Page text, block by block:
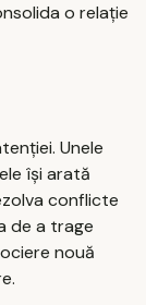
o relație
Unele
își arată
conflicte
de a trage
nouă